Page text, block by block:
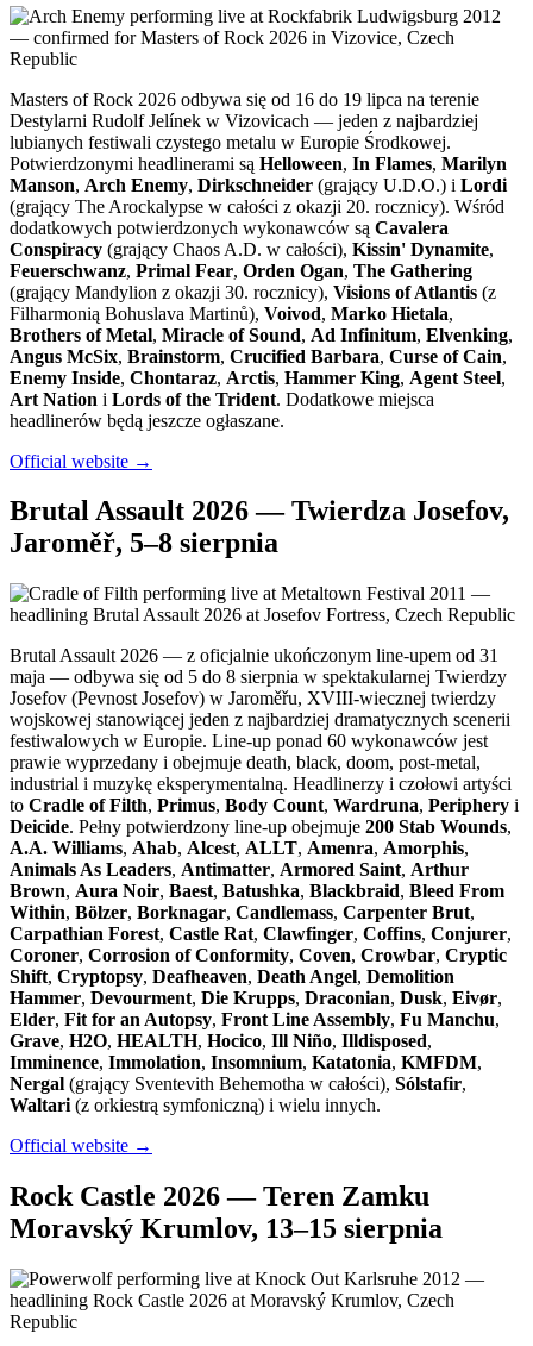
Masters of Rock 2026 odbywa się od 16 do 19 lipca na terenie
Destylarni Rudolf Jelínek w Vizovicach — jeden z najbardziej
lubianych festiwali czystego metalu w Europie Środkowej.
Potwierdzonymi headlinerami są Helloween, In Flames, Marilyn
Manson, Arch Enemy, Dirkschneider (grający U.D.O.) i Lordi
(grający The Arockalypse w całości z okazji 20. rocznicy). Wśród
dodatkowych potwierdzonych wykonawców są Cavalera
Conspiracy (grający Chaos A.D. w całości), Kissin' Dynamite,
Feuerschwanz, Primal Fear, Orden Ogan, The Gathering
(grający Mandylion z okazji 30. rocznicy), Visions of Atlantis (z
Filharmonią Bohuslava Martinů), Voivod, Marko Hietala,
Brothers of Metal, Miracle of Sound, Ad Infinitum, Elvenking,
Angus McSix, Brainstorm, Crucified Barbara, Curse of Cain,
Enemy Inside, Chontaraz, Arctis, Hammer King, Agent Steel,
Art Nation i Lords of the Trident. Dodatkowe miejsca
headlinerów będą jeszcze ogłaszane.
Official website →
Brutal Assault 2026 — Twierdza Josefov,
Jaroměř, 5–8 sierpnia
Brutal Assault 2026 — z oficjalnie ukończonym line-upem od 31
maja — odbywa się od 5 do 8 sierpnia w spektakularnej Twierdzy
Josefov (Pevnost Josefov) w Jaroměřu, XVIII-wiecznej twierdzy
wojskowej stanowiącej jeden z najbardziej dramatycznych scenerii
festiwalowych w Europie. Line-up ponad 60 wykonawców jest
prawie wyprzedany i obejmuje death, black, doom, post-metal,
industrial i muzykę eksperymentalną. Headlinerzy i czołowi artyści
to Cradle of Filth, Primus, Body Count, Wardruna, Periphery i
Deicide. Pełny potwierdzony line-up obejmuje 200 Stab Wounds,
A.A. Williams, Ahab, Alcest, ALLT, Amenra, Amorphis,
Animals As Leaders, Antimatter, Armored Saint, Arthur
Brown, Aura Noir, Baest, Batushka, Blackbraid, Bleed From
Within, Bölzer, Borknagar, Candlemass, Carpenter Brut,
Carpathian Forest, Castle Rat, Clawfinger, Coffins, Conjurer,
Coroner, Corrosion of Conformity, Coven, Crowbar, Cryptic
Shift, Cryptopsy, Deafheaven, Death Angel, Demolition
Hammer, Devourment, Die Krupps, Draconian, Dusk, Eivør,
Elder, Fit for an Autopsy, Front Line Assembly, Fu Manchu,
Grave, H2O, HEALTH, Hocico, Ill Niño, Illdisposed,
Imminence, Immolation, Insomnium, Katatonia, KMFDM,
Nergal (grający Sventevith Behemotha w całości), Sólstafir,
Waltari (z orkiestrą symfoniczną) i wielu innych.
Official website →
Rock Castle 2026 — Teren Zamku
Moravský Krumlov, 13–15 sierpnia